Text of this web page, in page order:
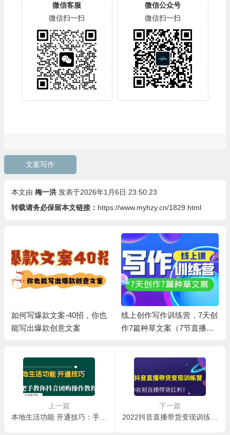
微信客服
微信扫一扫
微信公众号
微信扫一扫
文案写作
本文由 梅一洪 发表于2026年1月6日 23:50:23
转载请务必保留本文链接： https://www.myhzy.cn/1829.html
线上创作写作训练营，7天创
作7篇种草文案（7节直播
自媒体写作-基础课程：靠写
作赚钱，培训出独特内容风
上一篇
本地生活功能 开通技巧：手把手教你抖音团购操作教程
下一篇